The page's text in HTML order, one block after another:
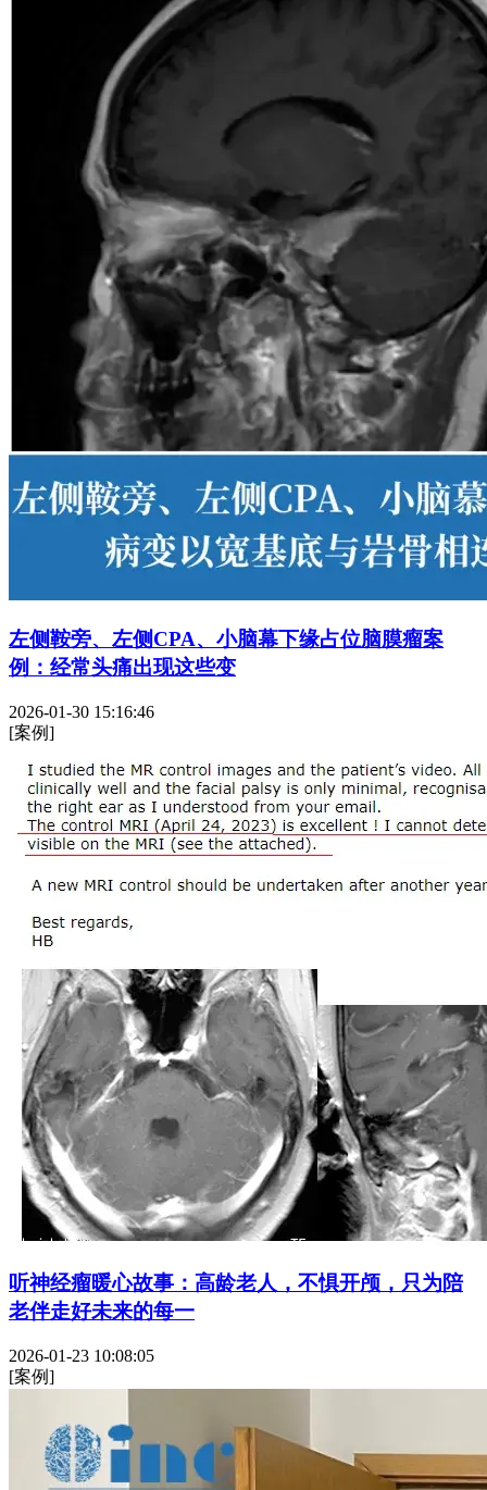
左侧鞍旁、左侧CPA、小脑幕下缘占位脑膜瘤案
例：经常头痛出现这些变
2026-01-30 15:16:46
[案例]
听神经瘤暖心故事：高龄老人，不惧开颅，只为陪
老伴走好未来的每一
2026-01-23 10:08:05
[案例]